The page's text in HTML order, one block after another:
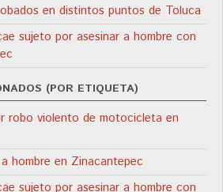
en distintos puntos de Toluca
sujeto por asesinar a hombre con
(POR ETIQUETA)
robo violento de motocicleta en
hombre en Zinacantepec
sujeto por asesinar a hombre con